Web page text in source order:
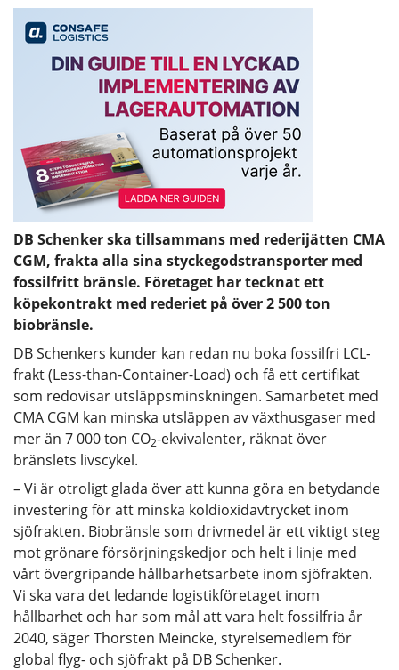
DB Schenker ska tillsammans med rederijätten CMA
CGM, frakta alla sina styckegodstransporter med
fossilfritt bränsle. Företaget har tecknat ett
köpekontrakt med rederiet på över 2 500 ton
biobränsle.
DB Schenkers kunder kan redan nu boka fossilfri LCL-
frakt (Less-than-Container-Load) och få ett certifikat
som redovisar utsläppsminskningen. Samarbetet med
CMA CGM kan minska utsläppen av växthusgaser med
mer än 7 000 ton CO2-ekvivalenter, räknat över
bränslets livscykel.
– Vi är otroligt glada över att kunna göra en betydande
investering för att minska koldioxidavtrycket inom
sjöfrakten. Biobränsle som drivmedel är ett viktigt steg
mot grönare försörjningskedjor och helt i linje med
vårt övergripande hållbarhetsarbete inom sjöfrakten.
Vi ska vara det ledande logistikföretaget inom
hållbarhet och har som mål att vara helt fossilfria år
2040, säger Thorsten Meincke, styrelsemedlem för
global flyg- och sjöfrakt på DB Schenker.